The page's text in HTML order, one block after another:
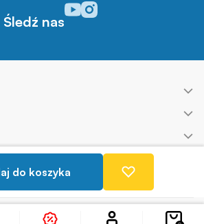
do koszyka
Śledź nas
Odwiedź nasz profil w
Odwiedź nasz profil w
Realizacja: Ideo